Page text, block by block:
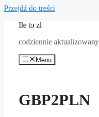
Przejdź do treści
Ile to zł
codziennie
Menu
GBP2PLN